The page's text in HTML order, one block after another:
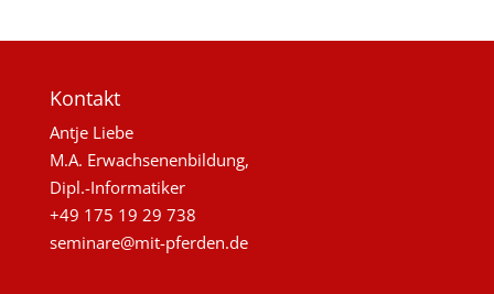
Kontakt
Antje Liebe
M.A. Erwachsenenbildung,
Dipl.-Informatiker
+49 175 19 29 738
seminare@mit-pferden.de